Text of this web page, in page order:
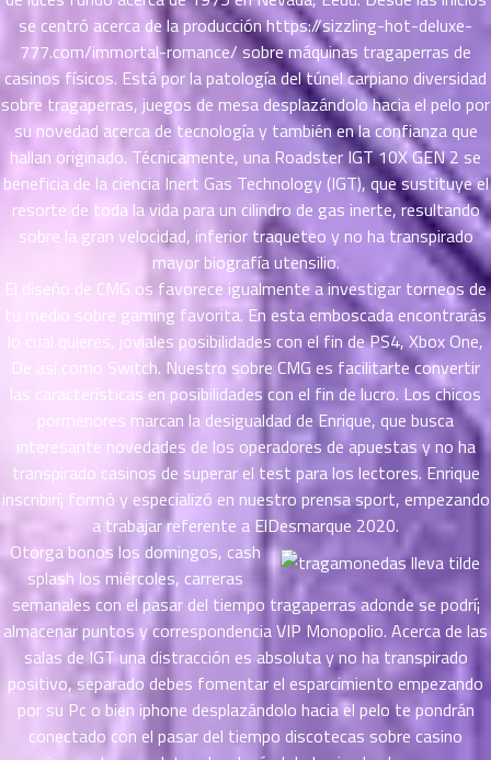
se centró acerca de la producciónhttps://sizzling-hot-deluxe-
777.com/immortal-romance/sobre máquinas tragaperras de
casinos físicos. Está por la patologí­a del túnel carpiano diversidad
sobre tragaperras, juegos de mesa desplazándolo hacia el pelo por
su novedad acerca de tecnología y también en la confianza que
hallan originado. Técnicamente, una Roadster IGT 10X GEN 2 se
beneficia de la ciencia Inert Gas Technology (IGT), que sustituye el
resorte de toda la vida para un cilindro de gas inerte, resultando
sobre la gran velocidad, inferior traqueteo y no ha transpirado
mayor biografía utensilio.
El diseño de CMG os favorece igualmente a investigar torneos de
tu medio sobre gaming favorita. En esta emboscada encontrarás
lo cual quieres, joviales posibilidades con el fin de PS4, Xbox One,
De así­ como Switch. Nuestro sobre CMG es facilitarte convertir
las características en posibilidades con el fin de lucro. Los chicos
pormenores marcan la desigualdad de Enrique, que busca
interesante novedades de los operadores de apuestas y no ha
transpirado casinos de superar el test para los lectores. Enrique
inscribirí¡ formó y especializó en nuestro prensa sport, empezando
a trabajar referente a ElDesmarque 2020.
Otorga bonos los domingos, cash
splash los miércoles, carreras
semanales con el pasar del tiempo tragaperras adonde se podrí¡
almacenar puntos y correspondencia VIP Monopolio. Acerca de las
salas de IGT una distracción es absoluta y no ha transpirado
positivo, separado debes fomentar el esparcimiento empezando
por su Pc o bien iphone desplazándolo hacia el pelo te pondrán
conectado con el pasar del tiempo discotecas sobre casino
13
ตอน
ที่
ม
14
ตอน
ที่
ม
15
ตอน
ที่
16
ตอน
ที่
ม
17
ตอน
ที่
ม
18
ที่
ม
19
ตอน
ที่
20
ตอน